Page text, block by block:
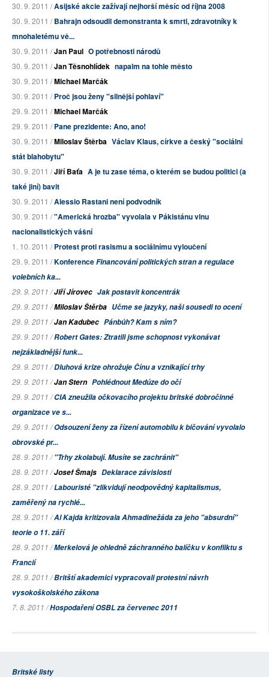
30. 9. 2011 /Asijské akcie zažívají nejhorší měsíc od října 2008
30. 9. 2011 /Bahrajn odsoudil demonstranta k smrti, zdravotníky k
mnohaletému vě...
30. 9. 2011 /Jan Paul O potřebnosti národů
30. 9. 2011 /Jan Těsnohlídek napalm na tohle město
30. 9. 2011 /Michael Marčák
30. 9. 2011 /Proč jsou ženy "silnější pohlaví"
29. 9. 2011 /Michael Marčák
29. 9. 2011 /Pane prezidente: Ano, ano!
30. 9. 2011 /Miloslav Štěrba Václav Klaus, církve a český "sociální
stát blahobytu"
30. 9. 2011 /Jiří Baťa A je tu zase téma, o kterém se budou politici (a
také jiní) bavit
30. 9. 2011 /Alessio Rastani není podvodník
30. 9. 2011 /"Americká hrozba" vyvolala v Pákistánu vlnu
nacionalistických vášní
1. 10. 2011 /Protest proti rasismu a sociálnímu vyloučení
29. 9. 2011 /KonferenceFinancování politických stran a regulace
volebních ka...
29. 9. 2011 /Jiří Jírovec Jak postavit koncentrák
29. 9. 2011 /Miloslav Štěrba Učme se jazyky, naši sousedi to ocení
29. 9. 2011 /Jan Kadubec Pánbůh? Kam s ním?
29. 9. 2011 /Robert Gates: Ztratili jsme schopnost vykonávat
nejzákladnější funk...
29. 9. 2011 /Dluhová krize ohrožuje Čínu a vznikající trhy
29. 9. 2011 /Jan Stern Pohlédnout Medúze do očí
29. 9. 2011 /CIA zneužila očkovacího projektu britské dobročinné
organizace ve s...
29. 9. 2011 /Odsouzení ženy za řízení automobilu k bičování vyvolalo
obrovské pr...
28. 9. 2011 /"Trhy zkolabují. Musíte se zachránit"
28. 9. 2011 /Josef Šmajs Deklarace závislosti
28. 9. 2011 /Labouristé "zlikvidují neodpovědný kapitalismus,
zaměřený na rychlé...
28. 9. 2011 /Al Kajda kritizovala Ahmadinežáda za jeho "absurdní"
teorie o 11. září
28. 9. 2011 /Merkelová je ohledně záchranného balíčku v konfliktu s
Francií
28. 9. 2011 /Britští akademici vypracovali protestní návrh
vysokoškolského zákona
7. 8. 2011 /Hospodaření OSBL za červenec 2011
Britské listy